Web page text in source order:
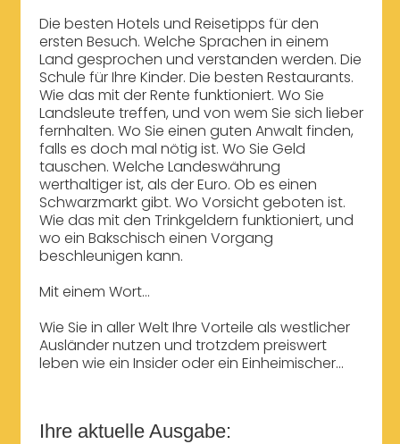
Die besten Hotels und Reisetipps für den
ersten Besuch. Welche Sprachen in einem
Land gesprochen und verstanden werden. Die
Schule für Ihre Kinder. Die besten Restaurants.
Wie das mit der Rente funktioniert. Wo Sie
Landsleute treffen, und von wem Sie sich lieber
fernhalten. Wo Sie einen guten Anwalt finden,
falls es doch mal nötig ist. Wo Sie Geld
tauschen. Welche Landeswährung
werthaltiger ist, als der Euro. Ob es einen
Schwarzmarkt gibt. Wo Vorsicht geboten ist.
Wie das mit den Trinkgeldern funktioniert, und
wo ein Bakschisch einen Vorgang
beschleunigen kann.
Mit einem Wort...
Wie Sie in aller Welt Ihre Vorteile als westlicher
Ausländer nutzen und trotzdem preiswert
leben wie ein Insider oder ein Einheimischer...
Ihre aktuelle Ausgabe: